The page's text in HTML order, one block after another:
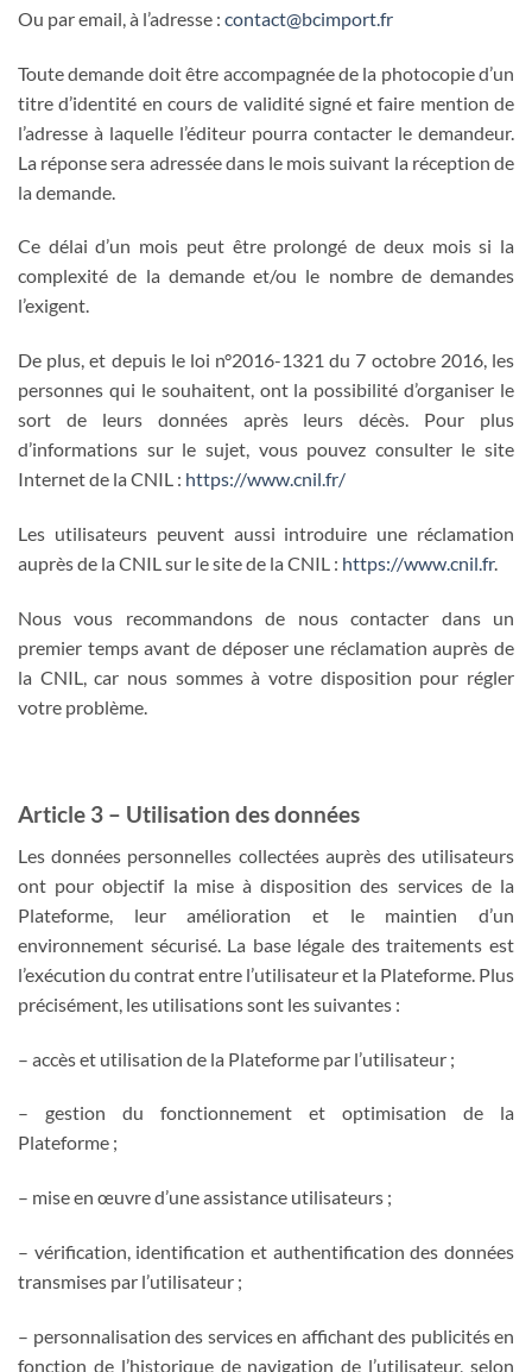
Ou par email, à l’adresse : contact@bcimport.fr
Toute demande doit être accompagnée de la photocopie d’un
titre d’identité en cours de validité signé et faire mention de
l’adresse à laquelle l’éditeur pourra contacter le demandeur.
La réponse sera adressée dans le mois suivant la réception de
la demande.
Ce délai d’un mois peut être prolongé de deux mois si la
complexité de la demande et/ou le nombre de demandes
l’exigent.
De plus, et depuis le loi n°2016-1321 du 7 octobre 2016, les
personnes qui le souhaitent, ont la possibilité d’organiser le
sort de leurs données après leurs décès. Pour plus
d’informations sur le sujet, vous pouvez consulter le site
Internet de la CNIL : https://www.cnil.fr/
Les utilisateurs peuvent aussi introduire une réclamation
auprès de la CNIL sur le site de la CNIL : https://www.cnil.fr.
Nous vous recommandons de nous contacter dans un
premier temps avant de déposer une réclamation auprès de
la CNIL, car nous sommes à votre disposition pour régler
votre problème.
Article 3 – Utilisation des données
Les données personnelles collectées auprès des utilisateurs
ont pour objectif la mise à disposition des services de la
Plateforme, leur amélioration et le maintien d’un
environnement sécurisé. La base légale des traitements est
l’exécution du contrat entre l’utilisateur et la Plateforme. Plus
précisément, les utilisations sont les suivantes :
– accès et utilisation de la Plateforme par l’utilisateur ;
– gestion du fonctionnement et optimisation de la
Plateforme ;
– mise en œuvre d’une assistance utilisateurs ;
– vérification, identification et authentification des données
transmises par l’utilisateur ;
– personnalisation des services en affichant des publicités en
fonction de l’historique de navigation de l’utilisateur, selon